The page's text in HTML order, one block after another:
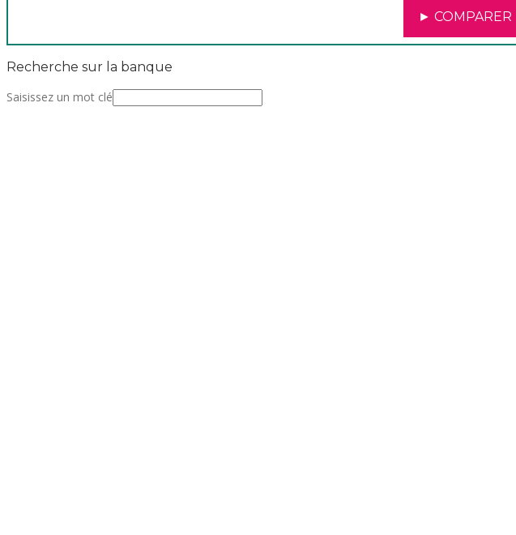
► COMPARER
Recherche sur la banque
Saisissez un mot clé